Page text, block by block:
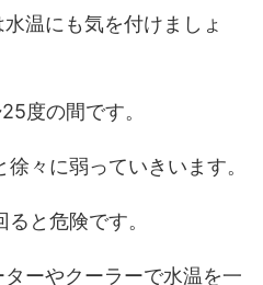
温にも気を付けましょ
度の間です。
々に弱っていきいます。
と危険です。
ーやクーラーで水温を一